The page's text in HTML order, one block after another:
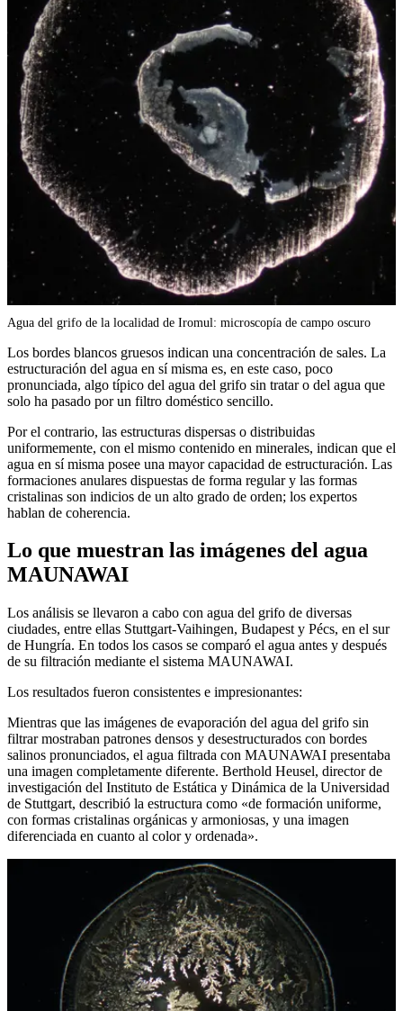
Agua del grifo de la localidad de Iromul: microscopía de campo oscuro
Los bordes blancos gruesos indican una concentración de sales. La
estructuración del agua en sí misma es, en este caso, poco
pronunciada, algo típico del agua del grifo sin tratar o del agua que
solo ha pasado por un filtro doméstico sencillo.
Por el contrario, las estructuras dispersas o distribuidas
uniformemente, con el mismo contenido en minerales, indican que el
agua en sí misma posee una mayor capacidad de estructuración. Las
formaciones anulares dispuestas de forma regular y las formas
cristalinas son indicios de un alto grado de orden; los expertos
hablan de coherencia.
Lo que muestran las imágenes del agua
MAUNAWAI
Los análisis se llevaron a cabo con agua del grifo de diversas
ciudades, entre ellas Stuttgart-Vaihingen, Budapest y Pécs, en el sur
de Hungría. En todos los casos se comparó el agua antes y después
de su filtración mediante el sistema MAUNAWAI.
Los resultados fueron consistentes e impresionantes:
Mientras que las imágenes de evaporación del agua del grifo sin
filtrar mostraban patrones densos y desestructurados con bordes
salinos pronunciados, el agua filtrada con MAUNAWAI presentaba
una imagen completamente diferente. Berthold Heusel, director de
investigación del Instituto de Estática y Dinámica de la Universidad
de Stuttgart, describió la estructura como «de formación uniforme,
con formas cristalinas orgánicas y armoniosas, y una imagen
diferenciada en cuanto al color y ordenada».